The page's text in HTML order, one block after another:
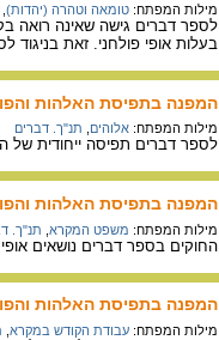
מילות המפתח: טומאה וטהרה (יהדות)
לספר דברים גישה שאינה רואה
בעלות אופי פולחני. זאת בניגוד
המפנה בתפיסת האלהות
מילות המפתח: אלוהים תנ"ך. דברים
לספר דברים תפיסה ייחודית של
המפנה בתפיסת האלהות
מילות המפתח: משפט המקרא תנ"ך.
החוקים בספר דברים נושאים
המפנה בתפיסת האלהות
מילות המפתח: עבודת הקודש במקרא